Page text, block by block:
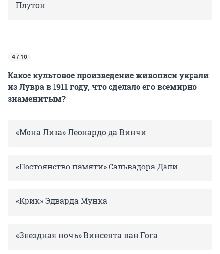
Плутон
4 / 10
Какое культовое произведение живописи украли
из Лувра в 1911 году, что сделало его всемирно
знаменитым?
«Мона Лиза» Леонардо да Винчи
«Постоянство памяти» Сальвадора Дали
«Крик» Эдварда Мунка
«Звездная ночь» Винсента ван Гога